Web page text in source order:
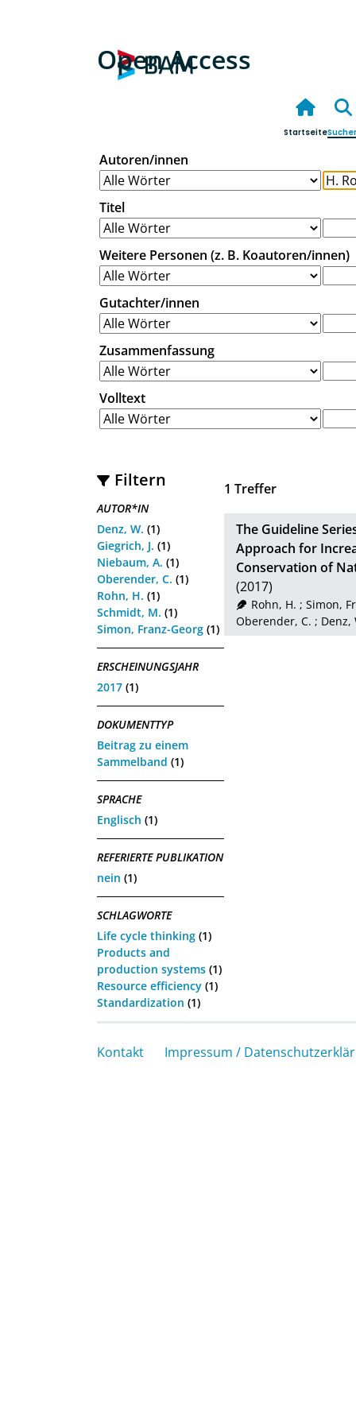
Open Access
Startseite
Autoren/innen
Titel
Weitere Personen (z. B. Koautoren/innen)
Gutachter/innen
Zusammenfassung
Volltext
Filtern
AUTOR*IN
Denz, W. (1)
Giegrich, J. (1)
Niebaum, A. (1)
Oberender, C. (1)
Rohn, H. (1)
Schmidt, M. (1)
Simon, Franz-Georg (1)
ERSCHEINUNGSJAHR
2017 (1)
DOKUMENTTYP
Beitrag zu einem
Sammelband (1)
SPRACHE
Englisch (1)
REFERIERTE PUBLIKATION
nein (1)
SCHLAGWORTE
Life cycle thinking (1)
Products and
production systems (1)
Resource efficiency (1)
Standardization (1)
1 Treffer
The Guideline
Approach for
Conservation of
(2017)
Rohn, H. ; Simon,
Oberender, C. ; Denz,
Kontakt Impressum /